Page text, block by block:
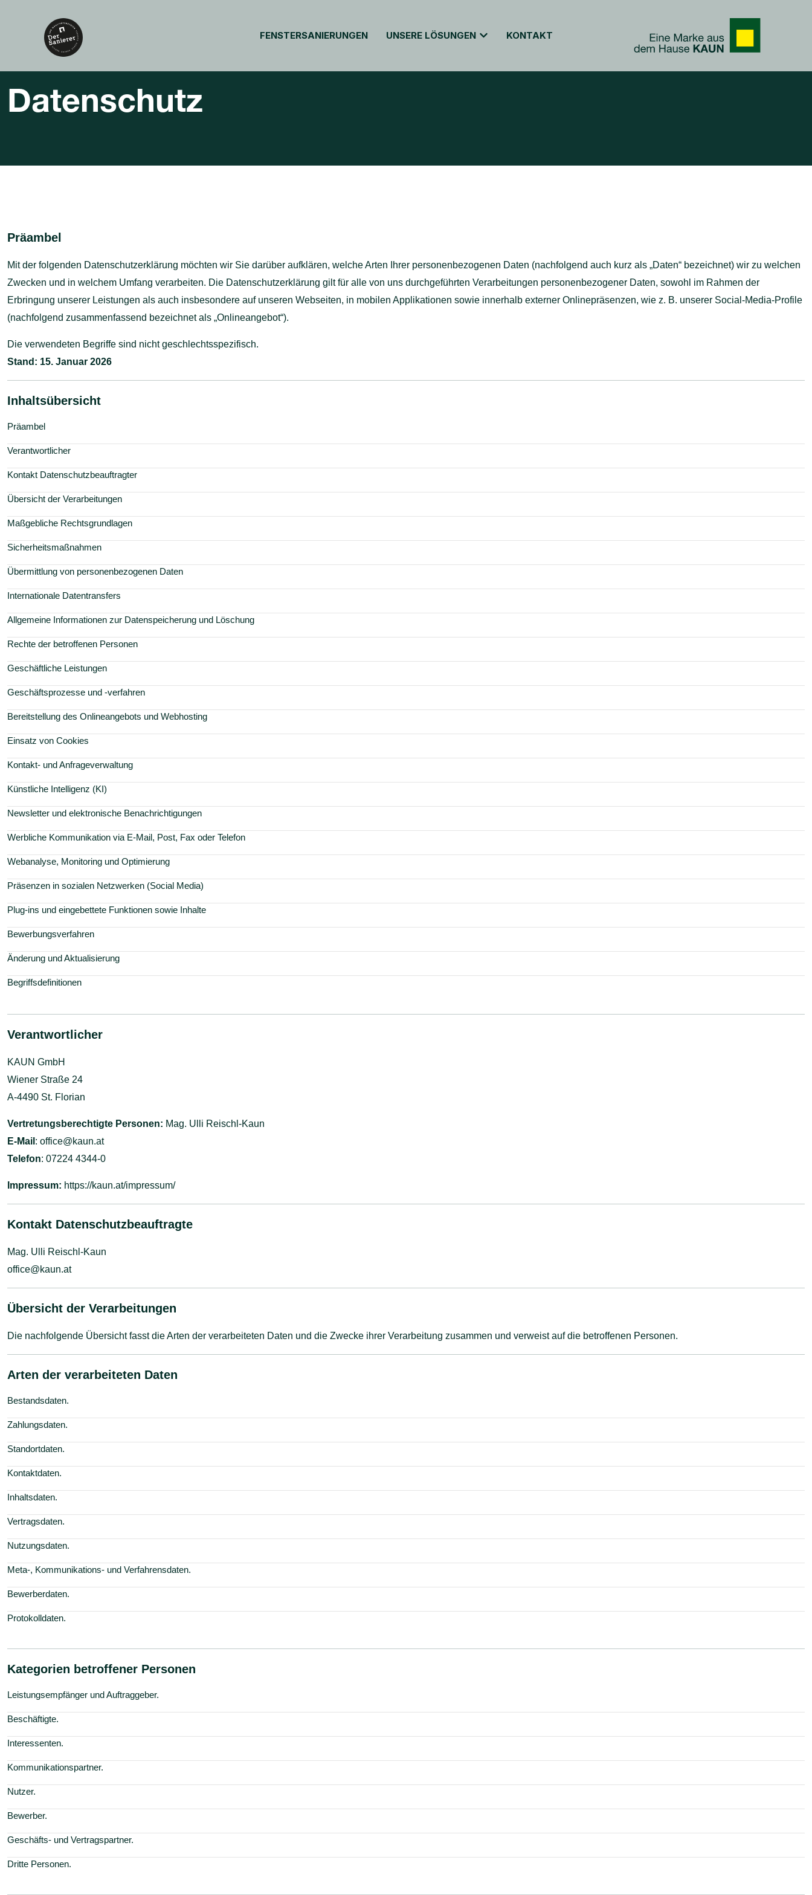
FENSTERSANIERUNGEN UNSERE LÖSUNGEN KONTAKT
Datenschutz
Präambel
Mit der folgenden Datenschutzerklärung möchten wir Sie darüber aufklären, welche Arten Ihrer personenbezogenen Daten (nachfolgend auch kurz als „Daten“ bezeichnet) wir zu welchen
Zwecken und in welchem Umfang verarbeiten. Die Datenschutzerklärung gilt für alle von uns durchgeführten Verarbeitungen personenbezogener Daten, sowohl im Rahmen der
Erbringung unserer Leistungen als auch insbesondere auf unseren Webseiten, in mobilen Applikationen sowie innerhalb externer Onlinepräsenzen, wie z. B. unserer Social-Media-Profile
(nachfolgend zusammenfassend bezeichnet als „Onlineangebot“).
Die verwendeten Begriffe sind nicht geschlechtsspezifisch.
Stand: 15. Januar 2026
Inhaltsübersicht
Präambel
Verantwortlicher
Kontakt Datenschutzbeauftragter
Übersicht der Verarbeitungen
Maßgebliche Rechtsgrundlagen
Sicherheitsmaßnahmen
Übermittlung von personenbezogenen Daten
Internationale Datentransfers
Allgemeine Informationen zur Datenspeicherung und Löschung
Rechte der betroffenen Personen
Geschäftliche Leistungen
Geschäftsprozesse und -verfahren
Bereitstellung des Onlineangebots und Webhosting
Einsatz von Cookies
Kontakt- und Anfrageverwaltung
Künstliche Intelligenz (KI)
Newsletter und elektronische Benachrichtigungen
Werbliche Kommunikation via E-Mail, Post, Fax oder Telefon
Webanalyse, Monitoring und Optimierung
Präsenzen in sozialen Netzwerken (Social Media)
Plug-ins und eingebettete Funktionen sowie Inhalte
Bewerbungsverfahren
Änderung und Aktualisierung
Begriffsdefinitionen
Verantwortlicher
KAUN GmbH
Wiener Straße 24
A-4490 St. Florian
Vertretungsberechtigte Personen: Mag. Ulli Reischl-Kaun
E-Mail : office@kaun.at
Telefon: 07224 4344-0
Impressum: https://kaun.at/impressum/
Kontakt Datenschutzbeauftragte
Mag. Ulli Reischl-Kaun
office@kaun.at
Übersicht der Verarbeitungen
Die nachfolgende Übersicht fasst die Arten der verarbeiteten Daten und die Zwecke ihrer Verarbeitung zusammen und verweist auf die betroffenen Personen.
Arten der verarbeiteten Daten
Bestandsdaten.
Zahlungsdaten.
Standortdaten.
Kontaktdaten.
Inhaltsdaten.
Vertragsdaten.
Nutzungsdaten.
Meta-, Kommunikations- und Verfahrensdaten.
Bewerberdaten.
Protokolldaten.
Kategorien betroffener Personen
Leistungsempfänger und Auftraggeber.
Beschäftigte.
Interessenten.
Kommunikationspartner.
Nutzer.
Bewerber.
Geschäfts- und Vertragspartner.
Dritte Personen.